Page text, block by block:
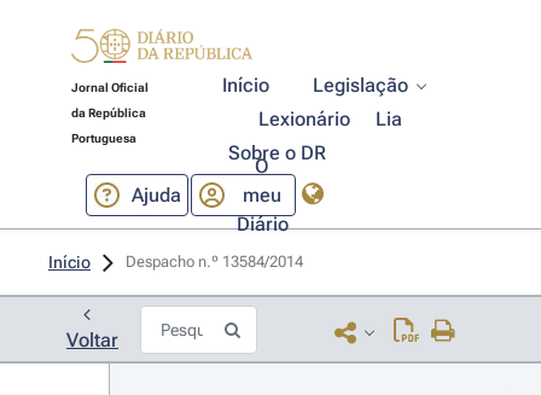
Jornal Oficial
da República
Portuguesa
Início
Legislação
Lexionário
Lia
Sobre o DR
Ajuda
O
meu
Diário
Início Despacho n.º 13584/2014
Voltar